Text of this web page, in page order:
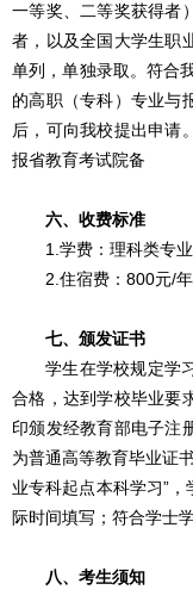
一等奖、二等奖获得者
者，以及全国大学生职
单列，单独录取。符合
的高职（专科）专业与
后，可向我校提出申请
报省教育考试院备
六、收费标准
1.学费：理科类专
2.住宿费：800元/年
七、颁发证书
学生在学校规定学
合格，达到学校毕业要
印颁发经教育部电子注
为普通高等教育毕业证
业专科起点本科学习”
际时间填写；符合学士
八、考生须知